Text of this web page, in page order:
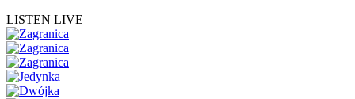
LISTEN LIVE